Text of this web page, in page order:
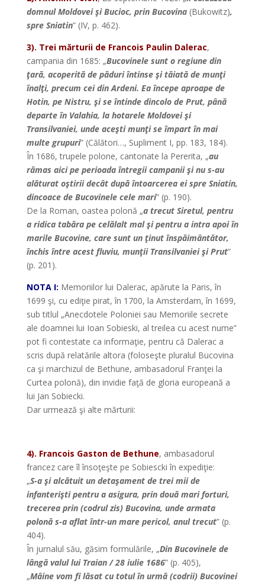
domnul Moldovei şi Bucioc, prin Bucovina(Bukowitz),
spre Sniatin” (IV, p. 462).
3). Trei mărturii de Francois Paulin Dalerac,
campania din 1685: „Bucovinele sunt o regiune din
ţară, acoperită de păduri întinse şi tăiată de munţi
înalţi, precum cei din Ardeni. Ea începe aproape de
Hotin, pe Nistru, şi se întinde dincolo de Prut, până
departe în Valahia, la hotarele Moldovei şi
Transilvaniei, unde aceşti munţi se împart în mai
multe grupuri” (Călători…, Supliment I, pp. 183, 184).
În 1686, trupele polone, cantonate la Pererita, „au
rămas aici pe perioada întregii campanii şi nu s-au
alăturat oştirii decât după întoarcerea ei spre Sniatin,
dincoace de Bucovinele cele mari” (p. 190).
De la Roman, oastea polonă „a trecut Siretul, pentru
a ridica tabăra pe celălalt mal şi pentru a intra apoi în
marile Bucovine, care sunt un ţinut înspăimântător,
închis între acest fluviu, munţii Transilvaniei şi Prut”
(p. 201).
NOTA I: Memoriilor lui Dalerac, apărute la Paris, în
1699 şi, cu ediţie pirat, în 1700, la Amsterdam, în 1699,
sub titlul „Anecdotele Poloniei sau Memoriile secrete
ale doamnei lui Ioan Sobieski, al treilea cu acest nume”
pot fi contestate ca informaţie, pentru că Dalerac a
scris după relatările altora (foloseşte pluralul Bucovina
ca şi marchizul de Bethune, ambasadorul Franţei la
Curtea polonă), din invidie faţă de gloria europeană a
lui Jan Sobiecki.
Dar urmează şi alte mărturii:
4). Francois Gaston de Bethune, ambasadorul
francez care îl însoţeşte pe Sobiescki în expediţie:
„S-a şi alcătuit un detaşament de trei mii de
infanterişti pentru a asigura, prin două mari forturi,
trecerea prin (codrul zis) Bucovina, unde armata
polonă s-a aflat într-un mare pericol, anul trecut” (p.
404).
În jurnalul său, găsim formulările, „Din Bucovinele de
lângă valul lui Traian / 28 iulie 1686” (p. 405),
„Mâine vom fi lăsat cu totul în urmă (codrii) Bucovinei